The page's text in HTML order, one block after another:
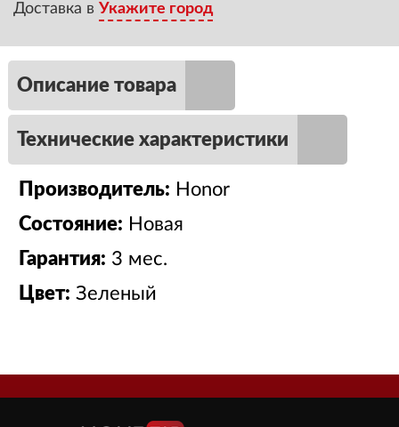
Доставка в Укажите город
Описание товара
Технические характеристики
Производитель: Honor
Состояние: Новая
Гарантия: 3 мес.
Цвет: Зеленый